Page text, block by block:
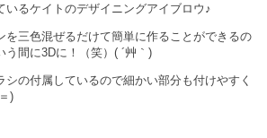
いるケイトのデザイニングアイブロウ♪
を三色混ぜるだけて簡単に作ることができるの
間に3Dに！（笑）( ´艸｀)
シの付属しているので細かい部分も付けやすく
)